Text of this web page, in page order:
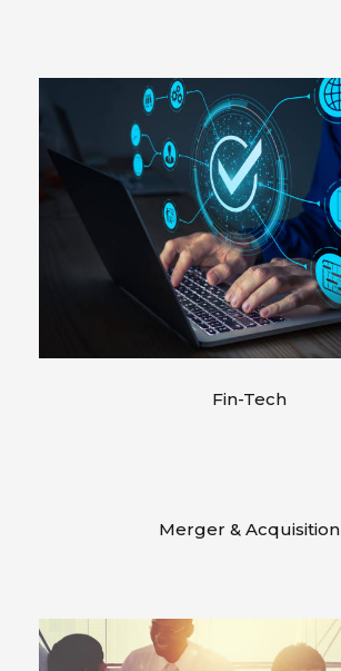
Fin-Tech
Merger & Acquisition